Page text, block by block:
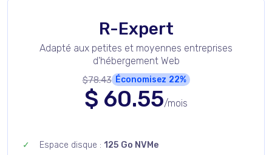
R-Expert
Adapté aux petites et moyennes entreprises
d'hébergement Web
$78.43 Économisez 22%
$ 60.55/mois
Espace disque : 125 Go NVMe